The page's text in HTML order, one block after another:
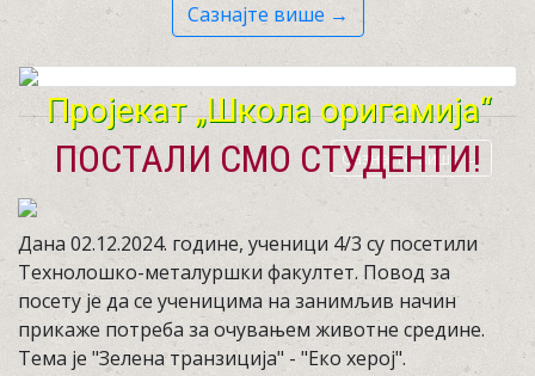
Сазнајте више →
Пројекат „Школа оригамија“
Сазнајте више →
ПОСТАЛИ СМО СТУДЕНТИ!
Дана 02.12.2024. године, ученици 4/3 су посетили
Технолошко-металуршки факултет. Повод за
посету је да се ученицима на занимљив начин
прикаже потреба за очувањем животне средине.
Тема је "Зелена транзиција" - "Еко херој".